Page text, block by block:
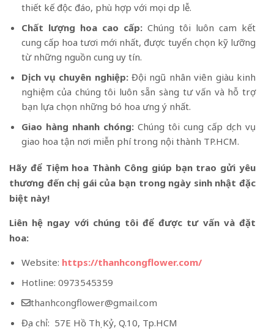
thiết kế độc đáo, phù hợp với mọi dịp lễ.
Chất lượng hoa cao cấp:Chúng tôi luôn cam kết
cung cấp hoa tươi mới nhất, được tuyển chọn kỹ lưỡng
từ những nguồn cung uy tín.
Dịch vụ chuyên nghiệp:Đội ngũ nhân viên giàu kinh
nghiệm của chúng tôi luôn sẵn sàng tư vấn và hỗ trợ
bạn lựa chọn những bó hoa ưng ý nhất.
Giao hàng nhanh chóng:Chúng tôi cung cấp dịch vụ
giao hoa tận nơi miễn phí trong nội thành TP.HCM.
Hãy để Tiệm hoa Thành Công giúp bạn trao gửi yêu
thương đến chị gái của bạn trong ngày sinh nhật đặc
biệt này!
Liên hệ ngay với chúng tôi để được tư vấn và đặt
hoa:
Website: https://thanhcongflower.com/
Hotline: 0973545359
thanhcongflower@gmail.com
Địa chỉ: 57E Hồ Thị Kỷ, Q.10, Tp.HCM